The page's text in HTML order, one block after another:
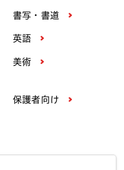
書写・書道
英語
美術
保護者向け